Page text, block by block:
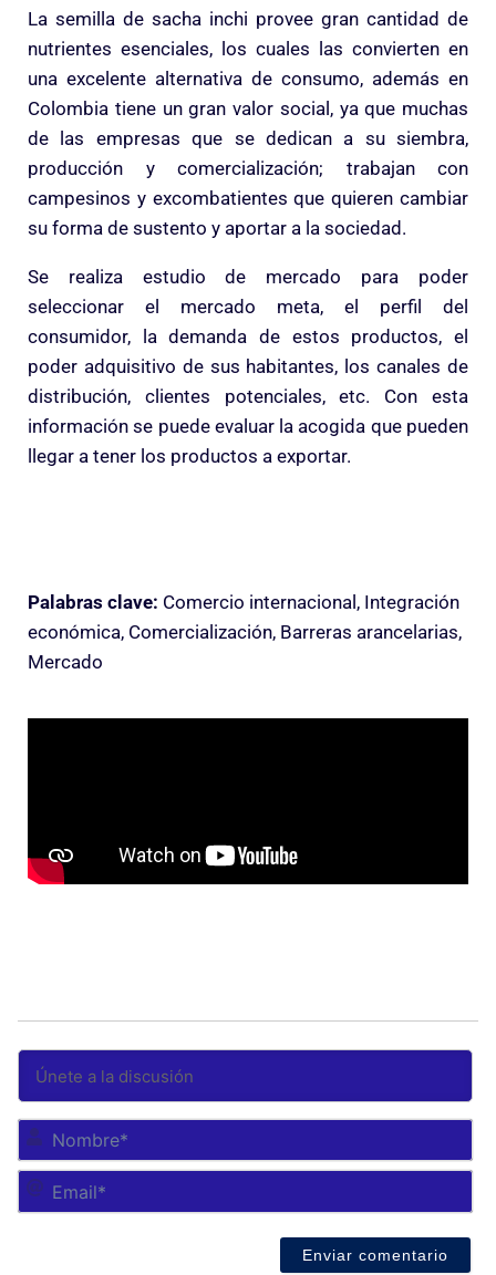
La semilla de sacha inchi provee gran cantidad de
nutrientes esenciales, los cuales las convierten en
una excelente alternativa de consumo, además en
Colombia tiene un gran valor social, ya que muchas
de las empresas que se dedican a su siembra,
producción y comercialización; trabajan con
campesinos y excombatientes que quieren cambiar
su forma de sustento y aportar a la sociedad.
Se realiza estudio de mercado para poder
seleccionar el mercado meta, el perfil del
consumidor, la demanda de estos productos, el
poder adquisitivo de sus habitantes, los canales de
distribución, clientes potenciales, etc. Con esta
información se puede evaluar la acogida que pueden
llegar a tener los productos a exportar.
Palabras clave: Comercio internacional, Integración
económica, Comercialización, Barreras arancelarias,
Mercado